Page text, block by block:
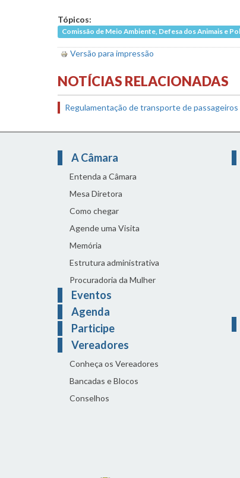
Tópicos:
Comissão de Meio Ambiente, Defesa dos Animais e
Versão para impressão
NOTÍCIAS RELACIONADAS
Regulamentação de transporte de
A Câmara
Entenda a Câmara
Mesa Diretora
Como chegar
Agende uma Visita
Memória
Estrutura administrativa
Procuradoria da Mulher
Eventos
Agenda
Participe
Vereadores
Conheça os Vereadores
Bancadas e Blocos
Conselhos